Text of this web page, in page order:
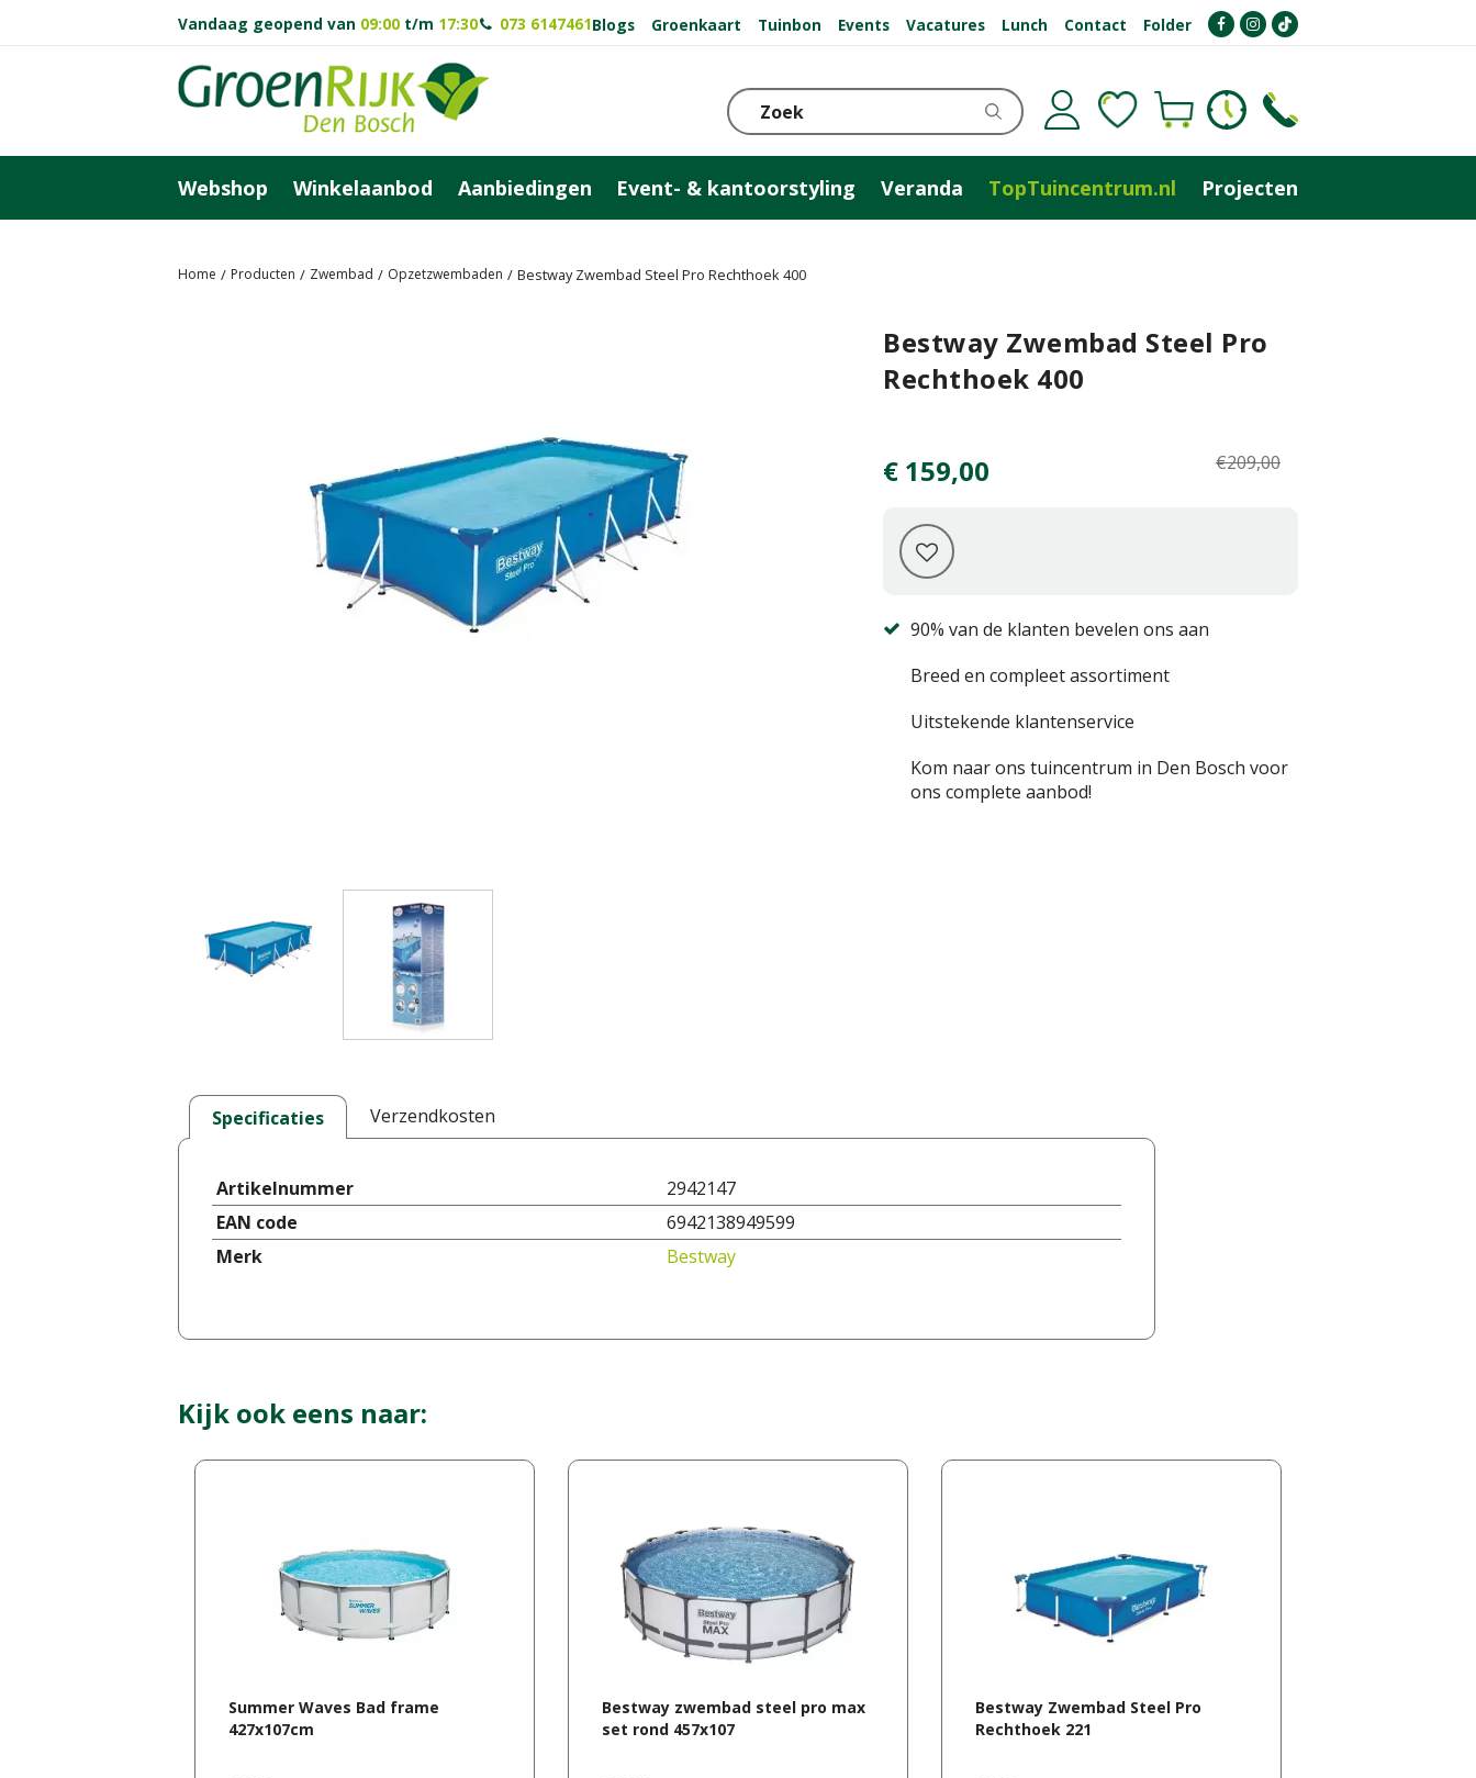
Home Producten Zwembad Opzetzwembaden Bestway Zwembad Steel Pro Rechthoek 400
Vandaag geopend van 09:00 t/m 17:30 073 6147461Blogs Groenkaart Tuinbon Events Vacatures Lunch Contact Folder
Webshop Winkelaanbod Aanbiedingen Event- & kantoorstyling Veranda TopTuincentrum.nl Projecten
Bestway Zwembad Steel Pro
Rechthoek 400
€209,00
€ 159,00
90% van de klanten bevelen ons aan
Breed en compleet assortiment
Uitstekende klantenservice
Kom naar ons tuincentrum in Den Bosch voor
ons complete aanbod!
Specificaties Verzendkosten
Artikelnummer
2942147
EAN code
6942138949599
Merk
Bestway
Kijk ook eens naar:
Summer Waves Bad frame
427x107cm
Bestway zwembad steel pro max
set rond 457x107
Bestway Zwembad Steel Pro
Rechthoek 221